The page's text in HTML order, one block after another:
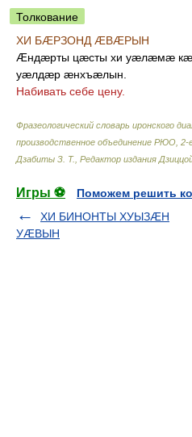
Толкование
ХИ БÆРЗОНД ÆВÆРЫН
Æндæрты цæсты хи уæлæмæ
уæлдæр æнхъæлын.
Набивать себе цену.
Фразеологический словарь иронского
производственное объединение РЮО, 2-е
Дзабиты З. Т., Редактор издания
Игры ⚽
Поможем решить
ХИ БИНОНТЫ ХУЫЗÆН
УÆВЫН